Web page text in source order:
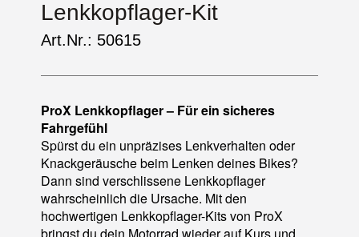
Lenkkopflager-Kit
Art.Nr.: 50615
ProX Lenkkopflager – Für ein sicheres
Fahrgefühl
Spürst du ein unpräzises Lenkverhalten oder
Knackgeräusche beim Lenken deines Bikes?
Dann sind verschlissene Lenkkopflager
wahrscheinlich die Ursache. Mit den
hochwertigen Lenkkopflager-Kits von ProX